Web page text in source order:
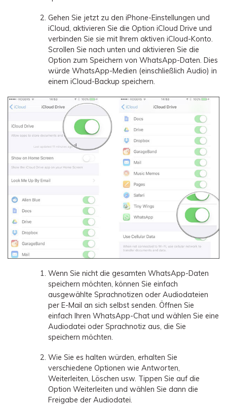
Gehen Sie jetzt zu den iPhone-Einstellungen und
iCloud, aktivieren Sie die Option iCloud Drive und
verbinden Sie sie mit Ihrem aktiven iCloud-Konto.
Scrollen Sie nach unten und aktivieren Sie die
Option zum Speichern von WhatsApp-Daten. Dies
würde WhatsApp-Medien (einschließlich Audio) in
einem iCloud-Backup speichern.
Wenn Sie nicht die gesamten WhatsApp-Daten
speichern möchten, können Sie einfach
ausgewählte Sprachnotizen oder Audiodateien
per E-Mail an sich selbst senden. Öffnen Sie
einfach Ihren WhatsApp-Chat und wählen Sie eine
Audiodatei oder Sprachnotiz aus, die Sie
speichern möchten.
Wie Sie es halten würden, erhalten Sie
verschiedene Optionen wie Antworten,
Weiterleiten, Löschen usw. Tippen Sie auf die
Option Weiterleiten und wählen Sie dann die
Freigabe der Audiodatei.